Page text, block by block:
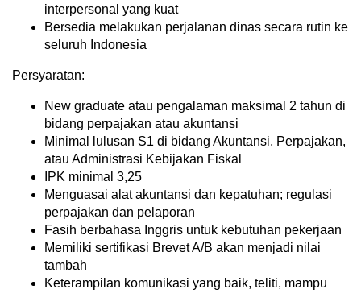
interpersonal yang kuat
Bersedia melakukan perjalanan dinas secara rutin ke
seluruh Indonesia
Persyaratan:
New graduate atau pengalaman maksimal 2 tahun di
bidang perpajakan atau akuntansi
Minimal lulusan S1 di bidang Akuntansi, Perpajakan,
atau Administrasi Kebijakan Fiskal
IPK minimal 3,25
Menguasai alat akuntansi dan kepatuhan; regulasi
perpajakan dan pelaporan
Fasih berbahasa Inggris untuk kebutuhan pekerjaan
Memiliki sertifikasi Brevet A/B akan menjadi nilai
tambah
Keterampilan komunikasi yang baik, teliti, mampu